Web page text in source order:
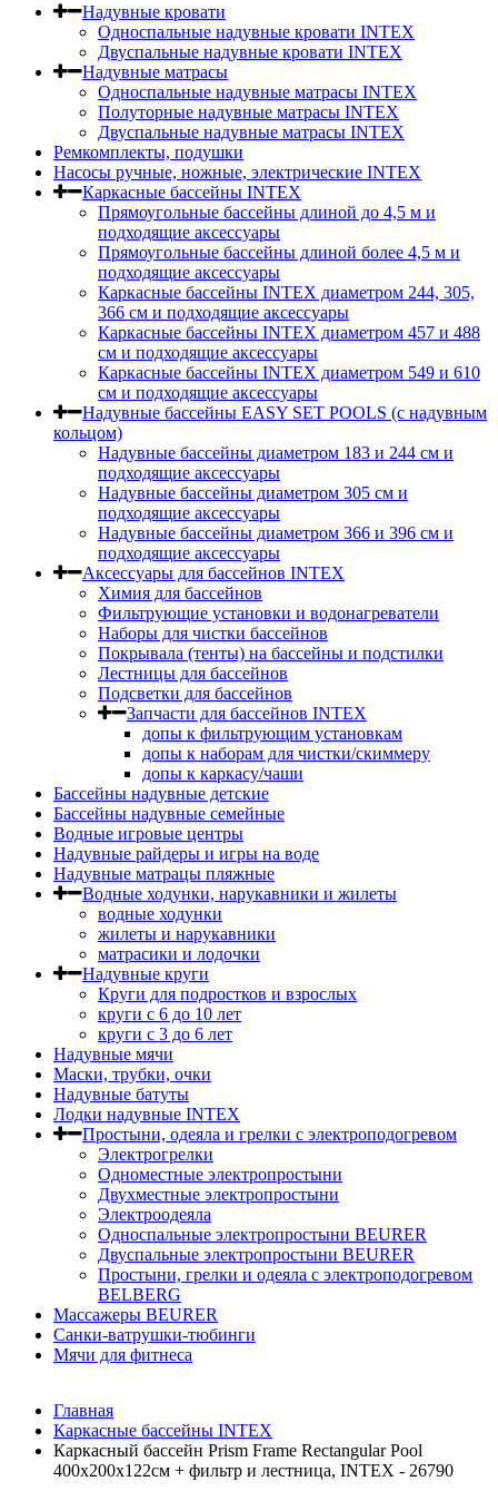
Надувные кровати
Односпальные надувные кровати INTEX
Двуспальные надувные кровати INTEX
Надувные матрасы
Односпальные надувные матрасы INTEX
Полуторные надувные матрасы INTEX
Двуспальные надувные матрасы INTEX
Ремкомплекты, подушки
Насосы ручные, ножные, электрические INTEX
Каркасные бассейны INTEX
Прямоугольные бассейны длиной до 4,5 м и
подходящие аксессуары
Прямоугольные бассейны длиной более 4,5 м и
подходящие аксессуары
Каркасные бассейны INTEX диаметром 244, 305,
366 см и подходящие аксессуары
Каркасные бассейны INTEX диаметром 457 и 488
cм и подходящие аксессуары
Каркасные бассейны INTEX диаметром 549 и 610
см и подходящие аксессуары
Надувные бассейны EASY SET POOLS (с надувным
кольцом)
Надувные бассейны диаметром 183 и 244 см и
подходящие аксессуары
Надувные бассейны диаметром 305 см и
подходящие аксессуары
Надувные бассейны диаметром 366 и 396 см и
подходящие аксессуары
Аксессуары для бассейнов INTEX
Химия для бассейнов
Фильтрующие установки и водонагреватели
Наборы для чистки бассейнов
Покрывала (тенты) на бассейны и подстилки
Лестницы для бассейнов
Подсветки для бассейнов
Запчасти для бассейнов INTEX
допы к фильтрующим установкам
допы к наборам для чистки/скиммеру
допы к каркасу/чаши
Бассейны надувные детские
Бассейны надувные семейные
Водные игровые центры
Надувные райдеры и игры на воде
Надувные матрацы пляжные
Водные ходунки, нарукавники и жилеты
водные ходунки
жилеты и нарукавники
матрасики и лодочки
Надувные круги
Круги для подростков и взрослых
круги с 6 до 10 лет
круги c 3 до 6 лет
Надувные мячи
Маски, трубки, очки
Надувные батуты
Лодки надувные INTEX
Простыни, одеяла и грелки с электроподогревом
Электрогрелки
Одноместные электропростыни
Двухместные электропростыни
Электроодеяла
Односпальные электропростыни BEURER
Двуспальные электропростыни BEURER
Простыни, грелки и одеяла с электроподогревом
BELBERG
Массажеры BEURER
Санки-ватрушки-тюбинги
Мячи для фитнеса
Главная
Каркасные бассейны INTEX
Каркасный бассейн Prism Frame Rectangular Pool
400х200х122см + фильтр и лестница, INTEX - 26790